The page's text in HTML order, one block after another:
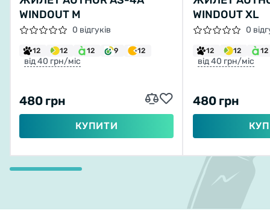
WINDOUT M
0 відгуків
12 12 12 9 12
від 40 грн/міс
480 грн
КУПИТИ
WINDOUT XL
0
12 12 12
від 40 грн/міс
480 грн